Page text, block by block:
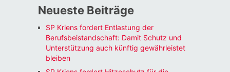
Neueste Beiträge
SP Kriens fordert Entlastung der
Berufsbeistandschaft: Damit Schutz und
Unterstützung auch künftig gewährleistet
bleiben